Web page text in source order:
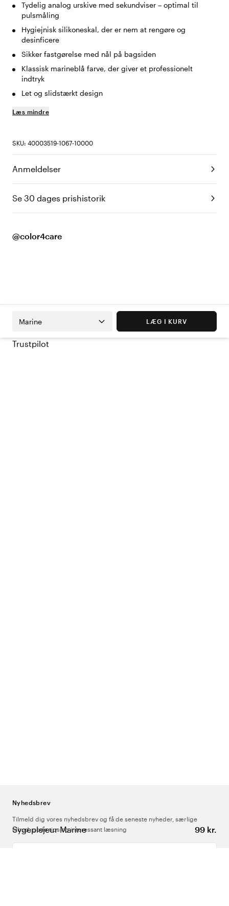
Tydelig analog urskive med sekundviser – optimal til
pulsmåling
Hygiejnisk silikoneskal, der er nem at rengøre og
desinficere
Sikker fastgørelse med nål på bagsiden
Klassisk marineblå farve, der giver et professionelt
indtryk
Let og slidstærkt design
Læs mindre
SKU: 40003519-1067-10000
Anmeldelser
Se 30 dages prishistorik
@color4care
Sygeplejeur Marine 99 kr.
Marine LÆG I KURV
Trustpilot
Nyhedsbrev
Tilmeld dig vores nyhedsbrev og få de seneste nyheder, særlige
tilbud, gode tips og interessant læsning
Indtast din e-mailadresse